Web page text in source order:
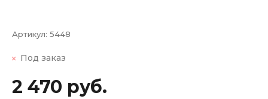
Артикул: 5448
Под заказ
2 470 руб.